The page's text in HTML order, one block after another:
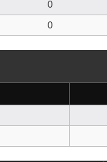
0
0